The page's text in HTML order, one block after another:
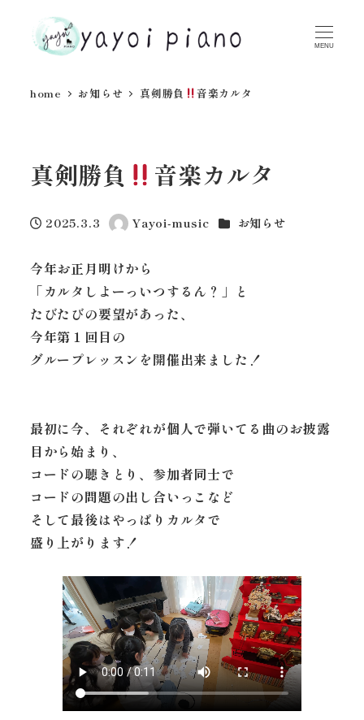
MENU
home お知らせ 真剣勝負 音楽カルタ
真剣勝負 音楽カルタ
投稿日
2025.3.3
著
Yayoi-music カテゴリー
お知らせ
今年お正月明けから
「カルタしよーっいつするん？」と
たびたびの要望があった、
今年第１回目の
グループレッスンを開催出来ました！
最初に今、それぞれが個人で弾いてる曲のお披露
目から始まり、
コードの聴きとり、参加者同士で
コードの問題の出し合いっこなど
そして最後はやっぱりカルタで
盛り上がります！